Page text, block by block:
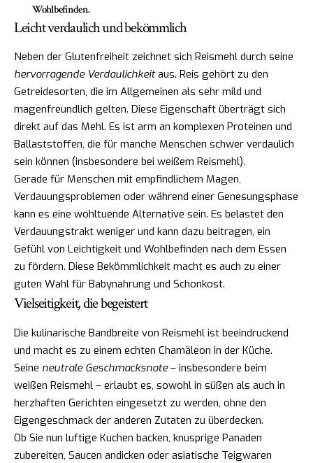
Wohlbefinden.
Leicht verdaulich und bekömmlich
Neben der Glutenfreiheit zeichnet sich Reismehl durch seine
hervorragende Verdaulichkeitaus. Reis gehört zu den
Getreidesorten, die im Allgemeinen als sehr mild und
magenfreundlich gelten. Diese Eigenschaft überträgt sich
direkt auf das Mehl. Es ist arm an komplexen Proteinen und
Ballaststoffen, die für manche Menschen schwer verdaulich
sein können (insbesondere bei weißem Reismehl).
Gerade für Menschen mit empfindlichem Magen,
Verdauungsproblemen oder während einer Genesungsphase
kann es eine wohltuende Alternative sein. Es belastet den
Verdauungstrakt weniger und kann dazu beitragen, ein
Gefühl von Leichtigkeit und Wohlbefinden nach dem Essen
zu fördern. Diese Bekömmlichkeit macht es auch zu einer
guten Wahl für Babynahrung und Schonkost.
Vielseitigkeit, die begeistert
Die kulinarische Bandbreite von Reismehl ist beeindruckend
und macht es zu einem echten Chamäleon in der Küche.
Seine neutrale Geschmacksnote– insbesondere beim
weißen Reismehl – erlaubt es, sowohl in süßen als auch in
herzhaften Gerichten eingesetzt zu werden, ohne den
Eigengeschmack der anderen Zutaten zu überdecken.
Ob Sie nun luftige Kuchen backen, knusprige Panaden
zubereiten, Saucen andicken oder asiatische Teigwaren